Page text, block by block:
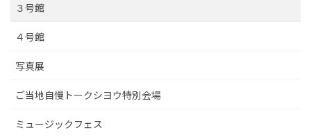
３号館
４号館
写真展
ご当地自慢トークシヨウ特別会場
ミュージックフェス